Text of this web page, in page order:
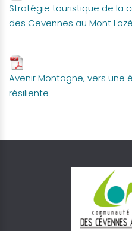
Stratégie touristique de la
des Cevennes au Mont
Avenir Montagne, vers une
résiliente